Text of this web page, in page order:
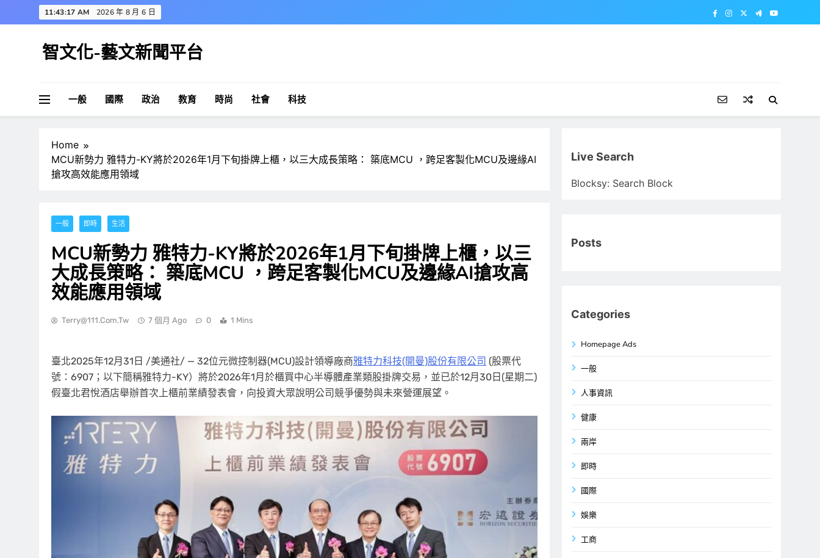
to
11:43:18 AM 2026 年 8 月 6 日
智文化-藝文新聞平台
一般 國際 政治 教育 時尚 社會 科技
Home
MCU新勢力 雅特力-KY將於2026年1月下旬掛牌上櫃，以三大成長策略： 築底MCU ，跨足客製化MCU及邊緣AI
搶攻高效能應用領域
一般 即時 生活
MCU新勢力 雅特力-KY將於2026年1月下旬掛牌上櫃，以三
大成長策略： 築底MCU ，跨足客製化MCU及邊緣AI搶攻高
效能應用領域
Terry@111.com.tw 7 個月 Ago 0 1 Mins
臺北2025年12月31日 /美通社/ — 32位元微控制器(MCU)設計領導廠商雅特力科技(開曼)股份有限公司 (股票代
號： 6907 ；以下簡稱雅特力-KY）將於2026年1月於櫃買中心半導體產業類股掛牌交易，並已於12月30日(星期二)
假臺北君悅酒店舉辦首次上櫃前業績發表會，向投資大眾說明公司競爭優勢與未來營運展望。
Live Search
Blocksy: Search Block
Posts
Categories
Homepage Ads
一般
人事資訊
健康
兩岸
即時
國際
娛樂
工商